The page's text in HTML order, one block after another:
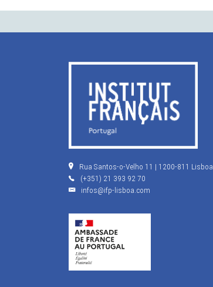
Rua Santos-o-Velho 11 | 1200-811 Lisboa
(+351) 21 393 92 70
infos@ifp-lisboa.com